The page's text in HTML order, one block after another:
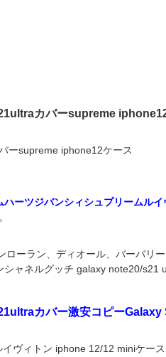
カバーsupreme
ーsupreme iphone12ケース
ハーツジバンシィシュプリームル
ローラン、ディオール、バーバリ
ャネルグッチ galaxy note20/s21
カバー激安コピーGalaxy
ヴィトン iphone 12/12 miniケー